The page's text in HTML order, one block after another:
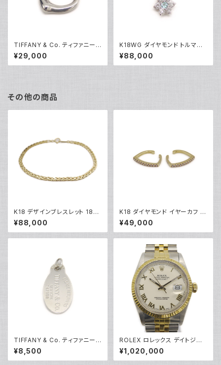
TIFFANY & Co. ティファニー
エレサペレッティ オープンハー
ト 1Pダイヤ ペンダント ネックレ
ス シルバー925 アズキチェーン
¥29,000
K18WG ダイヤモンド トルマリ
ン フラワーデザイン ペンダント
ネックレス 18金 ホワイトゴール
ド ベネチアンチェーン Y05100
¥88,000
その他の商品
K18 デザインブレスレット 18金
チェーンブレスレット Y04933
¥88,000
K18 ダイヤモンド イヤーカフ 1
8金 Y05253
¥49,000
TIFFANY & Co. ティファニー
リターントゥ タグ ネックレストッ
プ シルバー925 ペンダントトッ
プ Y05234
¥8,500
ROLEX ロレックス デイトジャ
スト 16013 ローマンイデックス
R番 SS/YG 自動巻き アイボリ
ー文字盤 Y04955
¥1,020,000